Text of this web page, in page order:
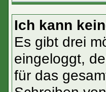
Ich kann
Es gibt drei
eingeloggt,
für das